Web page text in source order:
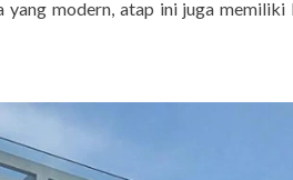
yang modern, atap ini juga